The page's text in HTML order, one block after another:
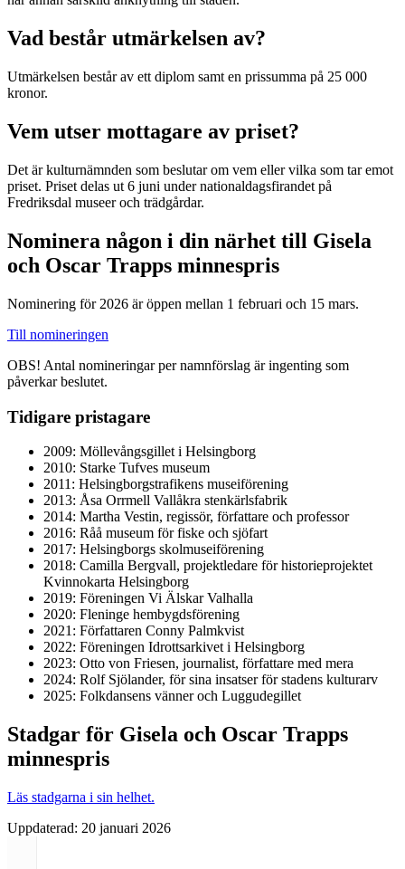
Vad består utmärkelsen av?
Utmärkelsen består av ett diplom samt en prissumma på 25 000
kronor.
Vem utser mottagare av priset?
Det är kulturnämnden som beslutar om vem eller vilka som tar emot
priset. Priset delas ut 6 juni under nationaldagsfirandet på
Fredriksdal museer och trädgårdar.
Nominera någon i din närhet till Gisela
och Oscar Trapps minnespris
Nominering för 2026 är öppen mellan 1 februari och 15 mars.
Till nomineringen
OBS! Antal nomineringar per namnförslag är ingenting som
påverkar beslutet.
Tidigare pristagare
2009: Möllevångsgillet i Helsingborg
2010: Starke Tufves museum
2011: Helsingborgstrafikens museiförening
2013: Åsa Orrmell Vallåkra stenkärlsfabrik
2014: Martha Vestin, regissör, författare och professor
2016: Råå museum för fiske och sjöfart
2017: Helsingborgs skolmuseiförening
2018: Camilla Bergvall, projektledare för historieprojektet
Kvinnokarta Helsingborg
2019: Föreningen Vi Älskar Valhalla
2020: Fleninge hembygdsförening
2021: Författaren Conny Palmkvist
2022: Föreningen Idrottsarkivet i Helsingborg
2023: Otto von Friesen, journalist, författare med mera
2024: Rolf Sjölander, för sina insatser för stadens kulturarv
2025: Folkdansens vänner och Luggudegillet
Stadgar för Gisela och Oscar Trapps
minnespris
Läs stadgarna i sin helhet.
Uppdaterad: 20 januari 2026